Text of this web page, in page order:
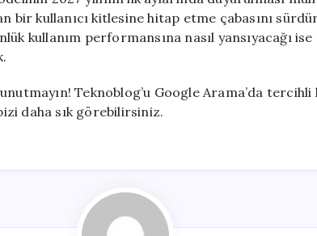
bir kullanıcı kitlesine hitap etme çabasını
kullanım performansına nasıl yansıyacağı
Teknoblog’u Google Arama’da
daha sık görebilirsiniz.